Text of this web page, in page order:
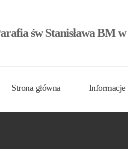
św Stanisława BM
Strona główna Informacje